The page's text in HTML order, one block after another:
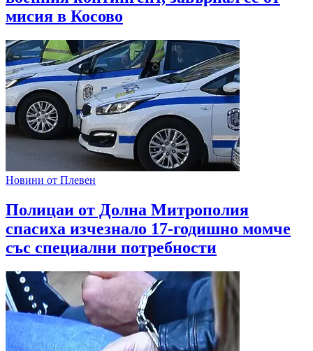
мисия в Косово
Новини от Плевен
Полицаи от Долна Митрополия
спасиха изчезнало 17-годишно момче
със специални потребности